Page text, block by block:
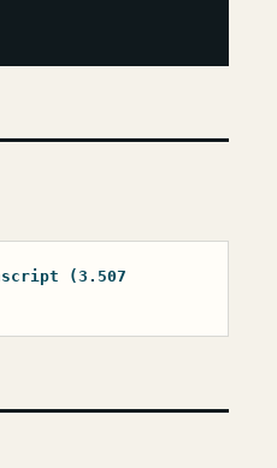
(3.507